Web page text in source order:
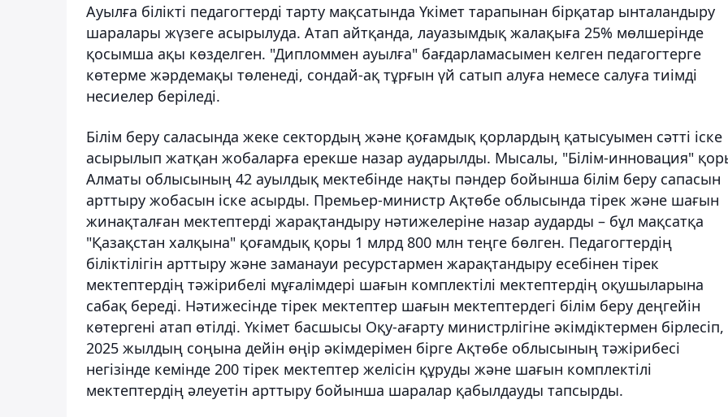
Ауылға білікті педагогтерді тарту мақсатында Үкімет тарапынан бірқатар ынталандыру
шаралары жүзеге асырылуда. Атап айтқанда, лауазымдық жалақыға 25% мөлшерінде
қосымша ақы көзделген. "Дипломмен ауылға" бағдарламасымен келген педагогтерге
көтерме жәрдемақы төленеді, сондай-ақ тұрғын үй сатып алуға немесе салуға тиімді
несиелер беріледі.
Білім беру саласында жеке сектордың және қоғамдық қорлардың қатысуымен сәтті іске
асырылып жатқан жобаларға ерекше назар аударылды. Мысалы, "Білім-инновация"
Алматы облысының 42 ауылдық мектебінде нақты пәндер бойынша білім беру сапасын
арттыру жобасын іске асырды. Премьер-министр Ақтөбе облысында тірек және шағын
жинақталған мектептерді жарақтандыру нәтижелеріне назар аударды – бұл мақсатқа
"Қазақстан халқына" қоғамдық қоры 1 млрд 800 млн теңге бөлген. Педагогтердің
біліктілігін арттыру және заманауи ресурстармен жарақтандыру есебінен тірек
мектептердің тәжірибелі мұғалімдері шағын комплектілі мектептердің оқушыларына
сабақ береді. Нәтижесінде тірек мектептер шағын мектептердегі білім беру деңгейін
көтергені атап өтілді. Үкімет басшысы Оқу-ағарту министрлігіне әкімдіктермен бірлесіп,
2025 жылдың соңына дейін өңір әкімдерімен бірге Ақтөбе облысының тәжірибесі
негізінде кемінде 200 тірек мектептер желісін құруды және шағын комплектілі
мектептердің әлеуетін арттыру бойынша шаралар қабылдауды тапсырды.